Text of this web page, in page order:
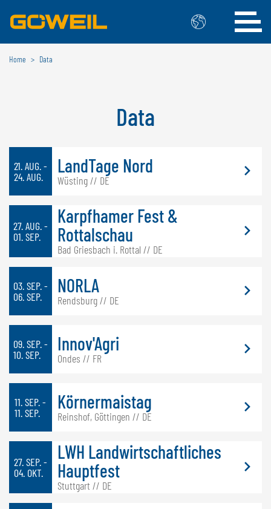
Kies uw taal / land
ENGLISH
NEDERLANDS
POLSKI
BELGIË
GÖWEIL BNL
NEDERLANDS
FRANÇAIS
DEUTSCH
ZWITSERLAND
GÖWEIL Schweiz
FRANÇAIS
Home Data
Data
21. AUG. -
24. AUG.
LandTage Nord
Wüsting // DE
27. AUG. -
01. SEP.
Karpfhamer Fest &
Rottalschau
Bad Griesbach i. Rottal // DE
03. SEP. -
06. SEP.
NORLA
Rendsburg // DE
09. SEP. -
10. SEP.
Innov'Agri
Ondes // FR
11. SEP. -
11. SEP.
Körnermaistag
Reinshof, Göttingen // DE
27. SEP. -
04. OKT.
LWH Landwirtschaftliches
Hauptfest
Stuttgart // DE